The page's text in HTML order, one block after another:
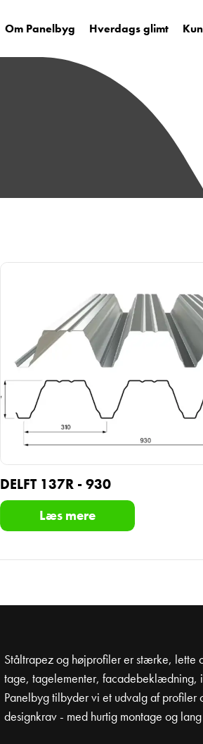
Om Panelbyg Hverdags glimt
DELFT 137R - 930
Læs mere
Ståltrapez og højprofiler er stærke,
tage, tagelementer, facadebeklædning,
Panelbyg tilbyder vi et udvalg af profiler
designkrav - med hurtig montage og